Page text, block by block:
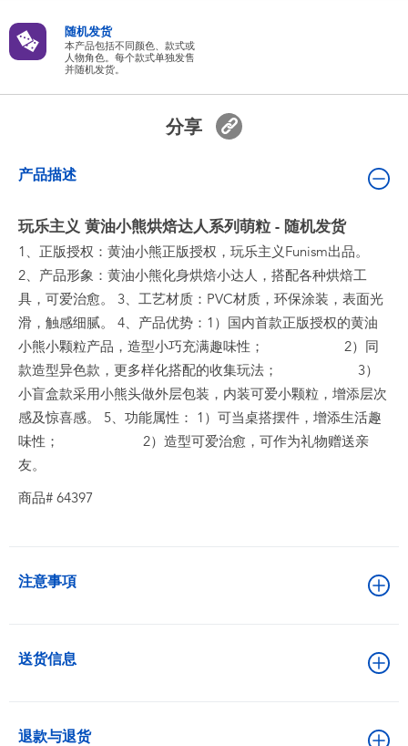
电池
玩具促销
玩具清货
随机发货
本产品包括不同颜色、款式或
人物角色。每个款式单独发售
并随机发货。
分享
产品描述
玩乐主义 黄油小熊烘焙达人系列萌粒 - 随机发货
1、正版授权：黄油小熊正版授权，玩乐主义Funism出品。
2、产品形象：黄油小熊化身烘焙小达人，搭配各种烘焙工
具，可爱治愈。 3、工艺材质：PVC材质，环保涂装，表面光
滑，触感细腻。 4、产品优势：1）国内首款正版授权的黄油
小熊小颗粒产品，造型小巧充满趣味性； 2）同
款造型异色款，更多样化搭配的收集玩法； 3）
小盲盒款采用小熊头做外层包装，内装可爱小颗粒，增添层次
感及惊喜感。 5、功能属性： 1）可当桌搭摆件，增添生活趣
味性； 2）造型可爱治愈，可作为礼物赠送亲
友。
商品# 64397
注意事項
送货信息
退款与退货